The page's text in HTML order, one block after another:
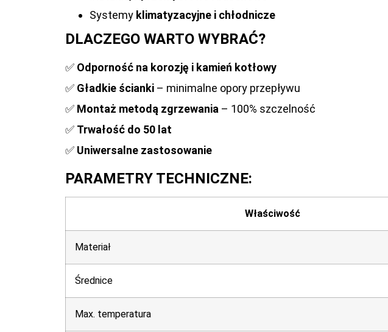
Systemy klimatyzacyjne i chłodnicze
DLACZEGO WARTO WYBRAĆ?
✅ Odporność na korozję i kamień kotłowy
✅ Gładkie ścianki – minimalne opory przepływu
✅ Montaż metodą zgrzewania – 100% szczelność
✅ Trwałość do 50 lat
✅ Uniwersalne zastosowanie
PARAMETRY TECHNICZNE:
Właściwość
Materiał
Średnice
Max. temperatura